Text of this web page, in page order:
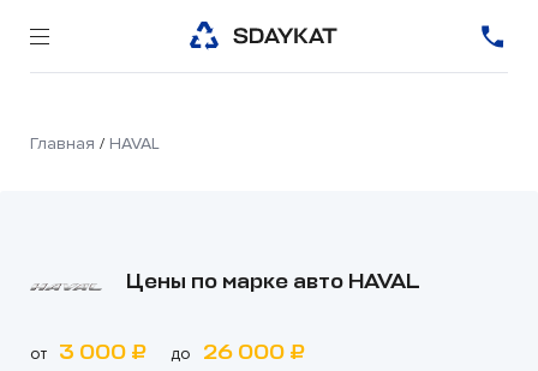
Главная / HAVAL
Цены по марке авто HAVAL
от 3 000 ₽ до 26 000 ₽